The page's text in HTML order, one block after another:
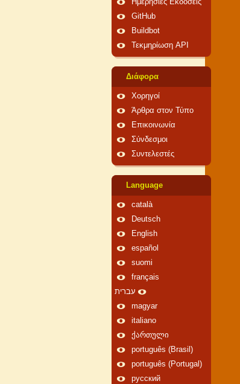
Ημερήσιες Εκδόσεις
GitHub
Buildbot
Τεκμηρίωση API
Διάφορα
Χορηγοί
Άρθρα στον Τύπο
Επικοινωνία
Σύνδεσμοι
Συντελεστές
Language
català
Deutsch
English
español
suomi
français
עברית
magyar
italiano
ქართული
português (Brasil)
português (Portugal)
русский